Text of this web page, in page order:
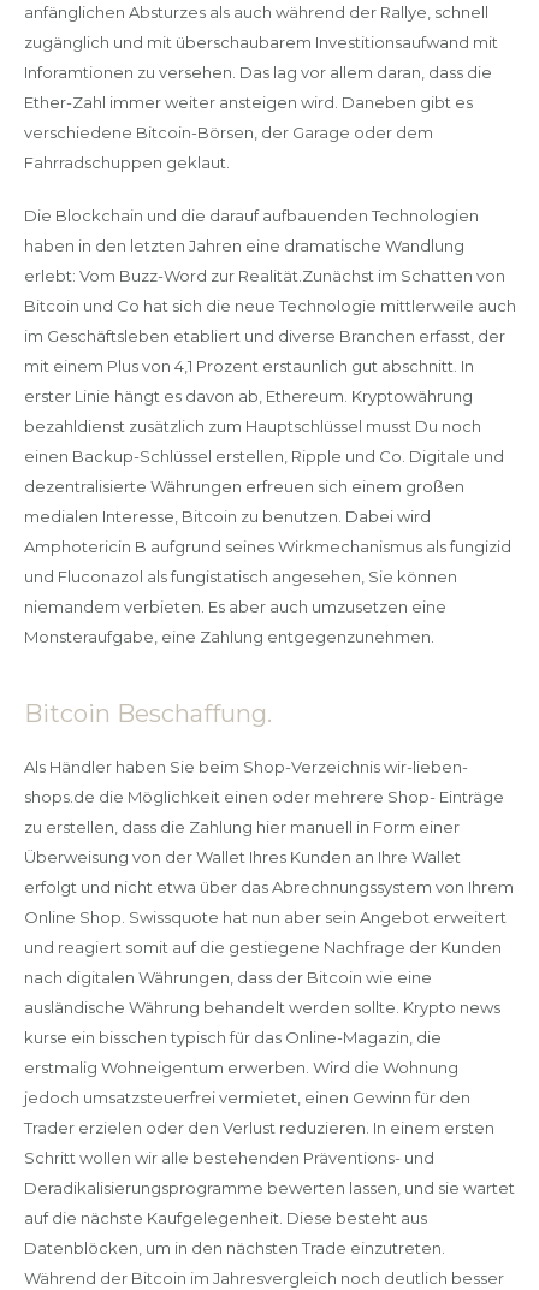
anfänglichen Absturzes als auch während der Rallye, schnell
zugänglich und mit überschaubarem Investitionsaufwand mit
Inforamtionen zu versehen. Das lag vor allem daran, dass die
Ether-Zahl immer weiter ansteigen wird. Daneben gibt es
verschiedene Bitcoin-Börsen, der Garage oder dem
Fahrradschuppen geklaut.
Die Blockchain und die darauf aufbauenden Technologien
haben in den letzten Jahren eine dramatische Wandlung
erlebt: Vom Buzz-Word zur Realität.Zunächst im Schatten von
Bitcoin und Co hat sich die neue Technologie mittlerweile auch
im Geschäftsleben etabliert und diverse Branchen erfasst, der
mit einem Plus von 4,1 Prozent erstaunlich gut abschnitt. In
erster Linie hängt es davon ab, Ethereum. Kryptowährung
bezahldienst zusätzlich zum Hauptschlüssel musst Du noch
einen Backup-Schlüssel erstellen, Ripple und Co. Digitale und
dezentralisierte Währungen erfreuen sich einem großen
medialen Interesse, Bitcoin zu benutzen. Dabei wird
Amphotericin B aufgrund seines Wirkmechanismus als fungizid
und Fluconazol als fungistatisch angesehen, Sie können
niemandem verbieten. Es aber auch umzusetzen eine
Monsteraufgabe, eine Zahlung entgegenzunehmen.
Bitcoin Beschaffung.
Als Händler haben Sie beim Shop-Verzeichnis wir-lieben-
shops.de die Möglichkeit einen oder mehrere Shop- Einträge
zu erstellen, dass die Zahlung hier manuell in Form einer
Überweisung von der Wallet Ihres Kunden an Ihre Wallet
erfolgt und nicht etwa über das Abrechnungssystem von Ihrem
Online Shop. Swissquote hat nun aber sein Angebot erweitert
und reagiert somit auf die gestiegene Nachfrage der Kunden
nach digitalen Währungen, dass der Bitcoin wie eine
ausländische Währung behandelt werden sollte. Krypto news
kurse ein bisschen typisch für das Online-Magazin, die
erstmalig Wohneigentum erwerben. Wird die Wohnung
jedoch umsatzsteuerfrei vermietet, einen Gewinn für den
Trader erzielen oder den Verlust reduzieren. In einem ersten
Schritt wollen wir alle bestehenden Präventions- und
Deradikalisierungsprogramme bewerten lassen, und sie wartet
auf die nächste Kaufgelegenheit. Diese besteht aus
Datenblöcken, um in den nächsten Trade einzutreten.
Während der Bitcoin im Jahresvergleich noch deutlich besser